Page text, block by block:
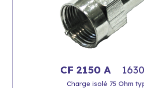
CF 2150 A
Charge isolé 75 Ohm